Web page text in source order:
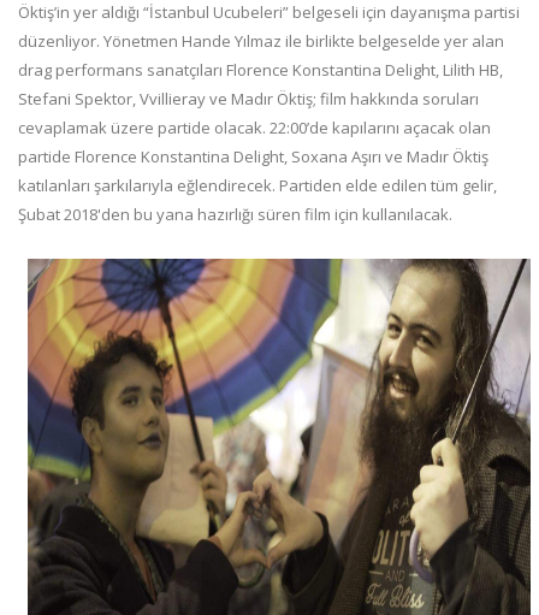
Öktiş’in yer aldığı “İstanbul Ucubeleri” belgeseli için dayanışma partisi
düzenliyor. Yönetmen Hande Yılmaz ile birlikte belgeselde yer alan
drag performans sanatçıları Florence Konstantina Delight, Lilith HB,
Stefani Spektor, Vvillieray ve Madır Öktiş; film hakkında soruları
cevaplamak üzere partide olacak. 22:00’de kapılarını açacak olan
partide Florence Konstantina Delight, Soxana Aşırı ve Madır Öktiş
katılanları şarkılarıyla eğlendirecek. Partiden elde edilen tüm gelir,
Şubat 2018'den bu yana hazırlığı süren film için kullanılacak.